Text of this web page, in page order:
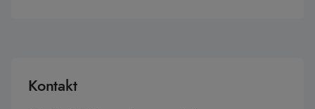
Kontakt